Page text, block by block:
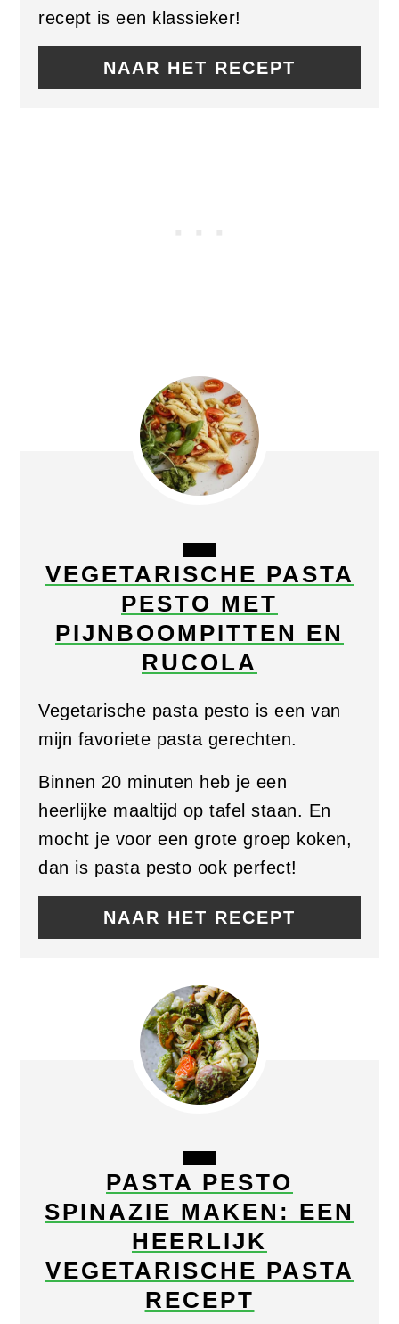
recept is een klassieker!
NAAR HET RECEPT
CREATE
PINTEREST
PIN
VEGETARISCHE PASTA
PESTO MET
PIJNBOOMPITTEN EN
RUCOLA
Vegetarische pasta pesto is een van
mijn favoriete pasta gerechten.
Binnen 20 minuten heb je een
heerlijke maaltijd op tafel staan. En
mocht je voor een grote groep koken,
dan is pasta pesto ook perfect!
NAAR HET RECEPT
CREATE
PINTEREST
PIN
PASTA PESTO
SPINAZIE MAKEN: EEN
HEERLIJK
VEGETARISCHE PASTA
RECEPT